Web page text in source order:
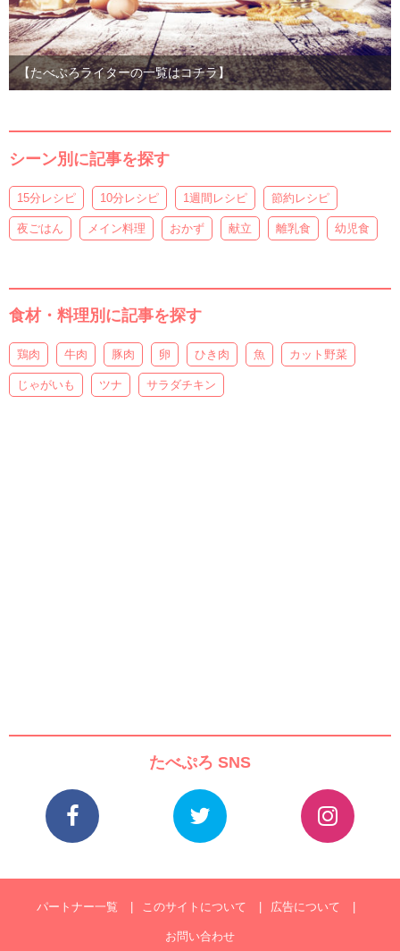
【たべぷろライターの一覧はコチラ】
シーン別に記事を探す
15分レシピ 10分レシピ 1週間レシピ 節約レシピ
夜ごはん メイン料理 おかず 献立 離乳食 幼児食
食材・料理別に記事を探す
鶏肉 牛肉 豚肉 卵 ひき肉 魚 カット野菜
じゃがいも ツナ サラダチキン
たべぷろ SNS
パートナー一覧 このサイトについて 広告について
お問い合わせ